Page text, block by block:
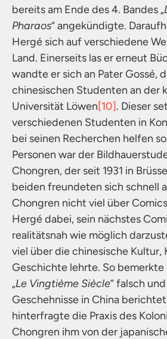
bereits am Ende des 4. Bandes „
Pharaos“ angekündigte.
Hergé sich auf verschiedene
Land. Einerseits las er erneut
wandte er sich an Pater Gossé,
chinesischen Studenten an der
Universität Löwen[10]. Dieser
verschiedenen Studenten in
bei seinen Recherchen helfen
Personen war der
Chongren, der seit 1931 in
beiden freundeten sich schnell
Chongren nicht viel über
Hergé dabei, sein nächstes
realitätsnah wie möglich
viel über die chinesische Kultur,
Geschichte lehrte. So bemerkte
„Le Vingtième Siècle“ falsch
Geschehnisse in China
hinterfragte die Praxis des
Chongren ihm von der